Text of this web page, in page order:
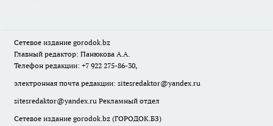
Сетевое издание gorodok.bz
Главный редактор: Панюкова А.А.
Телефон редакции: +7 922 275-86-30,
электронная почта редакции: sitesredaktor@yandex.ru
sitesredaktor@yandex.ru Рекламный отдел
Сетевое издание gorodok.bz (ГОРОДОК.БЗ)